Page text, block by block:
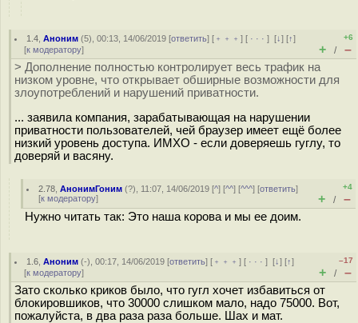
1.4 ,Аноним (5), 00:13, 14/06/2019 [ответить] [ ﹢﹢﹢] [ · · ·][↓] [↑]
[к модератору]
+6
+ / –
> Дополнение полностью контролирует весь трафик на
низком уровне, что открывает обширные возможности для
злоупотреблений и нарушений приватности.
... заявила компания, зарабатывающая на нарушении
приватности пользователей, чей браузер имеет ещё более
низкий уровень доступа. ИМХО - если доверяешь гуглу, то
доверяй и васяну.
2.78 ,АнонимГоним (?), 11:07, 14/06/2019 [^] [^^] [^^^] [ответить]
[к модератору]
+4
+ / –
Нужно читать так: Это наша корова и мы ее доим.
1.6 ,Аноним (-), 00:17, 14/06/2019 [ответить] [ ﹢﹢﹢] [ · · ·][↓] [↑]
[к модератору]
–17
+ / –
Зато сколько криков было, что гугл хочет избавиться от
блокировшиков, что 30000 слишком мало, надо 75000. Вот,
пожалуйста, в два раза раза больше. Шах и мат.